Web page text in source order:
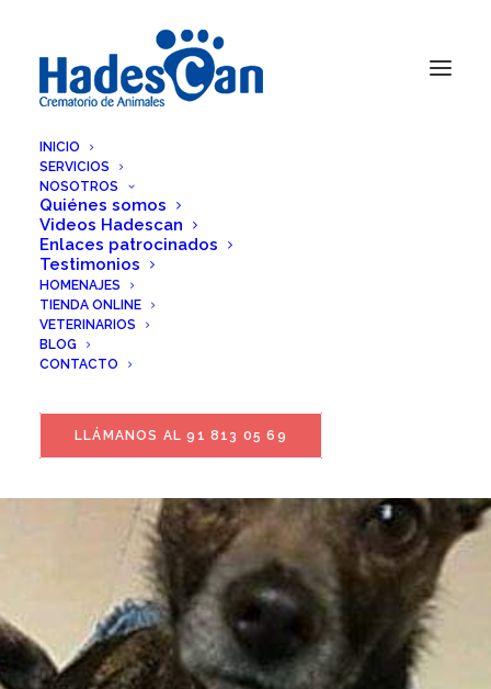
INICIO
SERVICIOS
NOSOTROS
Quiénes somos
Videos Hadescan
Enlaces patrocinados
Testimonios
HOMENAJES
TIENDA ONLINE
VETERINARIOS
BLOG
CONTACTO
LLÁMANOS AL 91 813 05 69